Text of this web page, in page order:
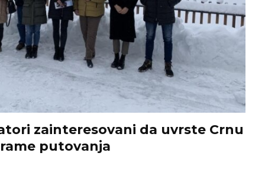
zainteresovani da uvrste Crnu
putovanja